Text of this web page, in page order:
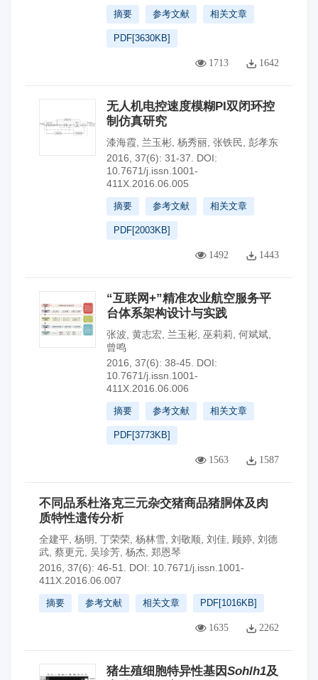
摘要 参考文献 相关文章
PDF[3630KB]
1713 1642
无人机电控速度模糊PI双闭环控
制仿真研究
漆海霞 兰玉彬 杨秀丽 张铁民 彭孝东
2016, 37(6): 31-37.
DOI:
10.7671/j.issn.1001-
411X.2016.06.005
摘要 参考文献 相关文章
PDF[2003KB]
1492 1443
“互联网+”精准农业航空服务平
台体系架构设计与实践
张波 黄志宏 兰玉彬 巫莉莉 何斌斌
曾鸣
2016, 37(6): 38-45.
DOI:
10.7671/j.issn.1001-
411X.2016.06.006
摘要 参考文献 相关文章
PDF[3773KB]
1563 1587
不同品系杜洛克三元杂交猪商品猪胴体及肉
质特性遗传分析
全建平 杨明 丁荣荣 杨林雪 刘敬顺 刘佳 顾婷 刘德
武 蔡更元 吴珍芳 杨杰 郑恩琴
2016, 37(6): 46-51.
DOI: 10.7671/j.issn.1001-
411X.2016.06.007
摘要 参考文献 相关文章 PDF[1016KB]
1635 2262
猪生殖细胞特异性基因Sohlh1及